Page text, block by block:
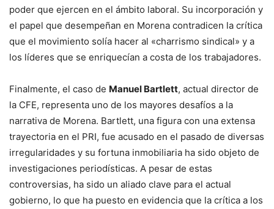
poder que ejercen en el ámbito laboral. Su incorporación y
el papel que desempeñan en Morena contradicen la crítica
que el movimiento solía hacer al «charrismo sindical» y a
los líderes que se enriquecían a costa de los trabajadores.
Finalmente, el caso de Manuel Bartlett, actual director de
la CFE, representa uno de los mayores desafíos a la
narrativa de Morena. Bartlett, una figura con una extensa
trayectoria en el PRI, fue acusado en el pasado de diversas
irregularidades y su fortuna inmobiliaria ha sido objeto de
investigaciones periodísticas. A pesar de estas
controversias, ha sido un aliado clave para el actual
gobierno, lo que ha puesto en evidencia que la crítica a los